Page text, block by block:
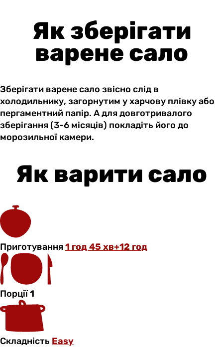
Як зберігати
варене сало
Зберігати варене сало звісно слід в
холодильнику, загорнутим у харчову плівку або
пергаментний папір. А для довготривалого
зберігання (3-6 місяців) покладіть його до
морозильної камери.
Як варити сало
Приготування1 год 45 хв+12 год
Порції1
Складність Easy